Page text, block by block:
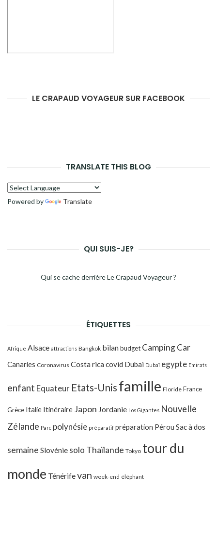
LE CRAPAUD VOYAGEUR SUR FACEBOOK
TRANSLATE THIS BLOG
Powered by Translate
QUI SUIS-JE?
Qui se cache derrière Le Crapaud Voyageur ?
ÉTIQUETTES
Afrique Alsace attractions Bangkok bilanbudget Camping Car
Canaries Coronavirus Costa ricacovid Dubai Dubaï egypte Emirats
enfant Equateur Etats-Unis famille Floride France
Grèce Italie Itinéraire Japon Jordanie Los Gigantes Nouvelle
Zélande Parc polynésie préparatif préparation Pérou Sac à dos
semaine Slovénie solo Thaïlande Tokyo tour du
monde Ténérifevan week-end éléphant